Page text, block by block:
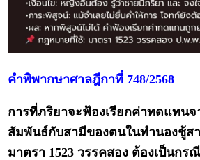
คำพิพากษาศาลฎีกาที่ 748/2568
การที่ภริยาจะฟ้องเรียกค่าทดแทน
สัมพันธ์กับสามีของตนในทำนองชู้ส
มาตรา 1523 วรรคสอง ต้องเป็นก